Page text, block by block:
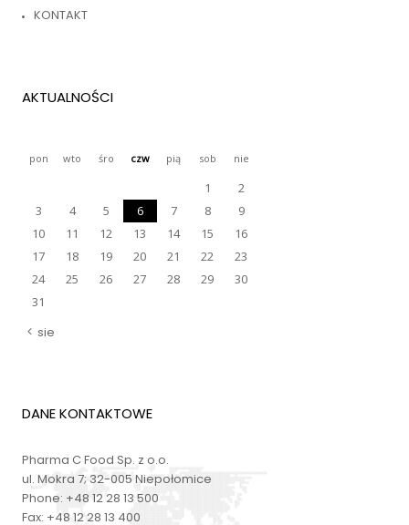
KONTAKT
AKTUALNOŚCI
pon wto śro czw pią sob nie
sie
1
2
3
4 5 6 7 8
9
10
11 12 13 14 15
16
17
18 19 20 21 22
23
24
25 26 27 28 29
30
31
DANE KONTAKTOWE
Pharma C Food Sp. z o.o.
ul. Mokra 7; 32-005 Niepołomice
Phone: +48 12 28 13 500
Fax: +48 12 28 13 400